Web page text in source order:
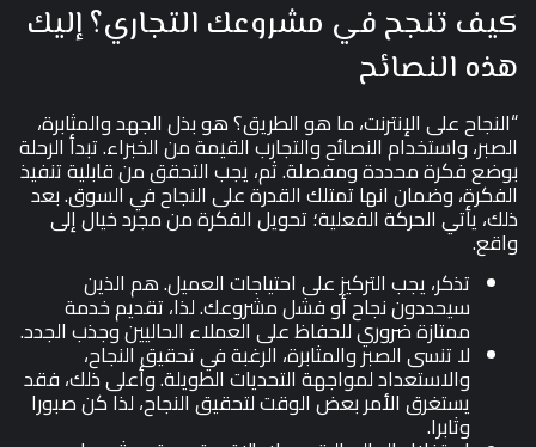
كيف تنجح في مشروعك التجاري؟ إليك
هذه النصائح
“النجاح على الإنترنت، ما هو الطريق؟ هو بذل الجهد والمثابرة،
الصبر، واستخدام النصائح والتجارب القيمة من الخبراء. تبدأ الرحلة
بوضع فكرة محددة ومفصلة. ثم، يجب التحقق من قابلية تنفيذ
الفكرة، وضمان انها تمتلك القدرة على النجاح في السوق. بعد
ذلك، يأتي الحركة الفعلية؛ تحويل الفكرة من مجرد خيال إلى
واقع.
تذكر، يجب التركيز على احتياجات العميل. هم الذين
سيحددون نجاح أو فشل مشروعك. لذا، تقديم خدمة
ممتازة ضروري للحفاظ على العملاء الحاليين وجذب الجدد.
لا تنسى الصبر والمثابرة، الرغبة في تحقيق النجاح،
والاستعداد لمواجهة التحديات الطويلة. وأعلى ذلك، فقد
يستغرق الأمر بعض الوقت لتحقيق النجاح، لذا كن صبورا
وثابرا.